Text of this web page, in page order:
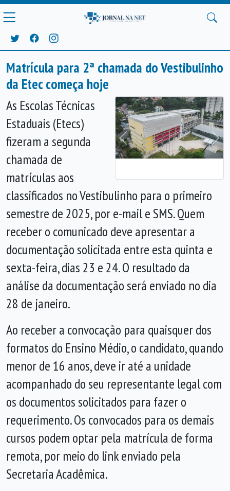
Matrícula para 2ª chamada do Vestibulinho
da Etec começa hoje
Anterior
As Escolas Técnicas
Estaduais (Etecs)
fizeram a segunda
chamada de
matrículas aos
classificados no Vestibulinho para o primeiro
semestre de 2025, por e-mail e SMS. Quem
receber o comunicado deve apresentar a
documentação solicitada entre esta quinta e
sexta-feira, dias 23 e 24. O resultado da
análise da documentação será enviado no dia
28 de janeiro.
Ao receber a convocação para quaisquer dos
formatos do Ensino Médio, o candidato, quando
menor de 16 anos, deve ir até a unidade
acompanhado do seu representante legal com
os documentos solicitados para fazer o
requerimento. Os convocados para os demais
cursos podem optar pela matrícula de forma
remota, por meio do link enviado pela
Secretaria Acadêmica.